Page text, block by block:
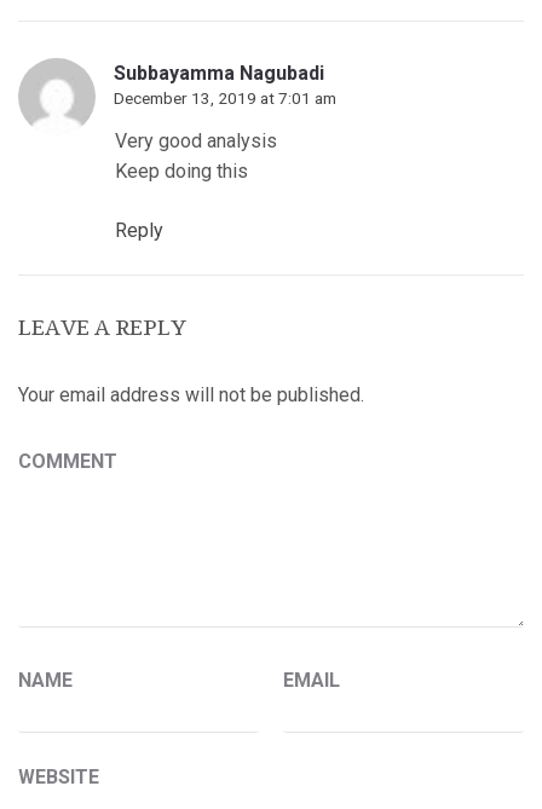
Subbayamma Nagubadi
December 13, 2019 at 7:01 am
Very good analysis
Keep doing this
Reply
LEAVE A REPLY
Your email address will not be published.
COMMENT
NAME EMAIL
WEBSITE